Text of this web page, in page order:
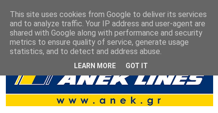
This site uses cookies from Google to deliver its services
and to analyze traffic. Your IP address and user-agent are
shared with Google along with performance and security
metrics to ensure quality of service, generate usage
statistics, and to detect and address abuse.
LEARN MORE GOT IT